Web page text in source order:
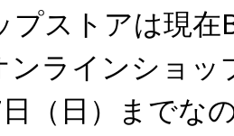
プストアは現在
ンラインショッ
（日）までな